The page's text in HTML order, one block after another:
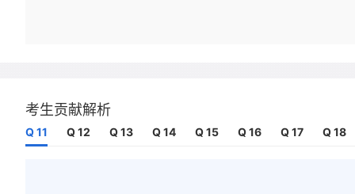
考生贡献解析
Q 11 Q 12 Q 13 Q 14 Q 15 Q 16 Q 17 Q 18